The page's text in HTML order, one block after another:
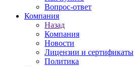
Вопрос-ответ
Компания
Назад
Компания
Новости
Лицензии и сертификаты
Политика